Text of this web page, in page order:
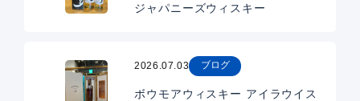
ジャパニーズウィスキー
2026.07.03 ブログ
ボウモアウィスキー アイラウイス